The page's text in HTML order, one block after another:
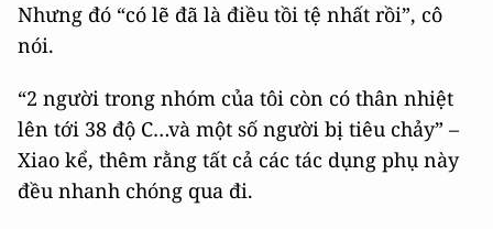
Nhưng đó “có lẽ đã là điều tồi tệ nhất rồi”, cô
nói.
“2 người trong nhóm của tôi còn có thân nhiệt
lên tới 38 độ C…và một số người bị tiêu chảy” –
Xiao kể, thêm rằng tất cả các tác dụng phụ này
đều nhanh chóng qua đi.